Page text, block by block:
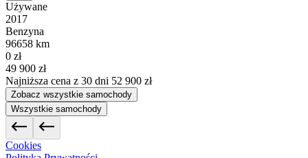
Używane
2017
Benzyna
96658 km
0 zł
49 900 zł
Najniższa cena z 30 dni 52 900 zł
Zobacz wszystkie samochody
Wszystkie samochody
Cookies